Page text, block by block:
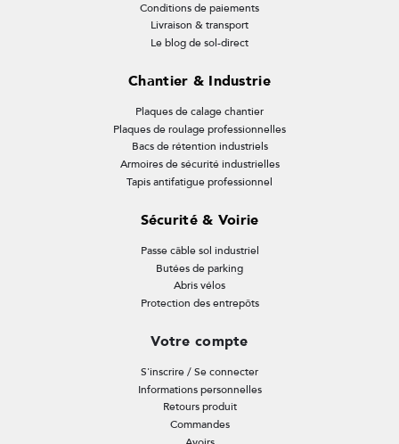
Conditions de paiements
Livraison & transport
Le blog de sol-direct
Chantier & Industrie
Plaques de calage chantier
Plaques de roulage professionnelles
Bacs de rétention industriels
Armoires de sécurité industrielles
Tapis antifatigue professionnel
Sécurité & Voirie
Passe câble sol industriel
Butées de parking
Abris vélos
Protection des entrepôts
Votre compte
S'inscrire / Se connecter
Informations personnelles
Retours produit
Commandes